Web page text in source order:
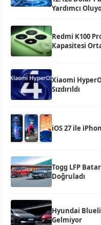
Yardımcı
Redmi K100
Kapasitesi
Xiaomi
Sızdırıldı
iOS 27 ile
Togg LFP
Doğruladı
Hyundai
Gelmiyor